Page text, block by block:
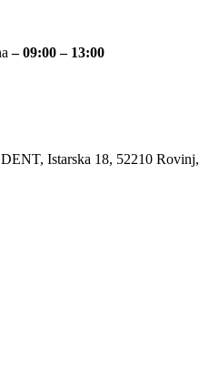
– 09:00 – 13:00
Istarska 18, 52210 Rovinj,